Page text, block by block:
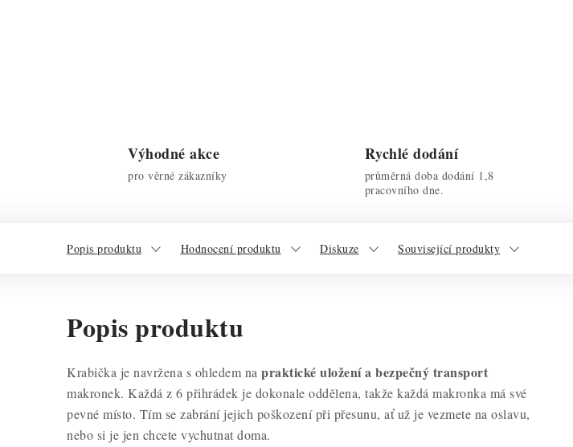
Výhodné akce
pro věrné zákazníky
Rychlé dodání
průměrná doba dodání 1,8
pracovního dne.
Popis produktu Hodnocení produktu Diskuze Související produkty
Popis produktu
Krabička je navržena s ohledem na praktické uložení a bezpečný transport
makronek. Každá z 6 přihrádek je dokonale oddělena, takže každá makronka má své
pevné místo. Tím se zabrání jejich poškození při přesunu, ať už je vezmete na oslavu,
nebo si je jen chcete vychutnat doma.